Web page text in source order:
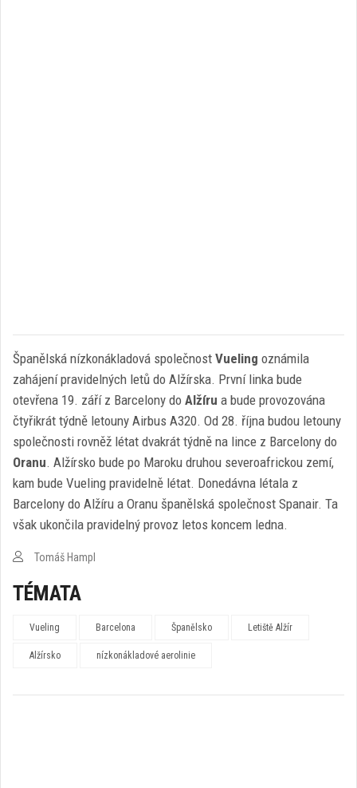
Španělská nízkonákladová společnost Vueling oznámila
zahájení pravidelných letů do Alžírska. První linka bude
otevřena 19. září z Barcelony do Alžíru a bude provozována
čtyřikrát týdně letouny Airbus A320. Od 28. října budou letouny
společnosti rovněž létat dvakrát týdně na lince z Barcelony do
Oranu. Alžírsko bude po Maroku druhou severoafrickou zemí,
kam bude Vueling pravidelně létat. Donedávna létala z
Barcelony do Alžíru a Oranu španělská společnost Spanair. Ta
však ukončila pravidelný provoz letos koncem ledna.
Tomáš Hampl
TÉMATA
Vueling Barcelona Španělsko Letiště Alžír
Alžírsko nízkonákladové aerolinie